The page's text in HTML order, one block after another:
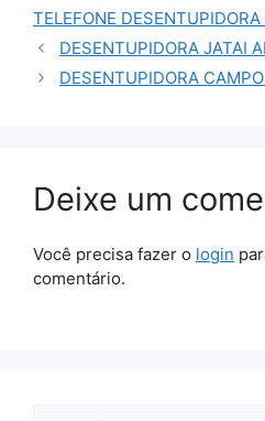
TELEFONE
DESENTUPIDORA JATAI
DESENTUPIDORA
Deixe um
Você precisa fazer o login
comentário.